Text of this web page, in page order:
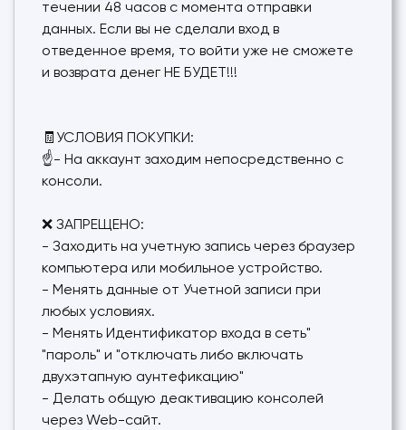
течении 48 часов с момента отправки
данных. Если вы не сделали вход в
отведенное время, то войти уже не сможете
и возврата денег НЕ БУДЕТ!!!
🧾УСЛОВИЯ ПОКУПКИ:
☝- На аккаунт заходим непосредственно с
консоли.
❌ ЗАПРЕЩЕНО:
- Заходить на учетную запись через браузер
компьютера или мобильное устройство.
- Менять данные от Учетной записи при
любых условиях.
- Менять Идентификатор входа в сеть"
"пароль" и "отключать либо включать
двухэтапную аунтефикацию"
- Делать общую деактивацию консолей
через Web-сайт.